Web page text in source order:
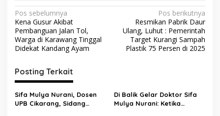
Pos sebelumnya
Kena Gusur Akibat
Pembanguan Jalan Tol,
Warga di Karawang Tinggal
Didekat Kandang Ayam
Pos berikutnya
Resmikan Pabrik Daur
Ulang, Luhut : Pemerintah
Target Kurangi Sampah
Plastik 75 Persen di 2025
Posting Terkait
Sifa Mulya Nurani, Dosen
UPB Cikarang, Sidang
Di Balik Gelar Doktor Sifa
Mulya Nurani: Ketika